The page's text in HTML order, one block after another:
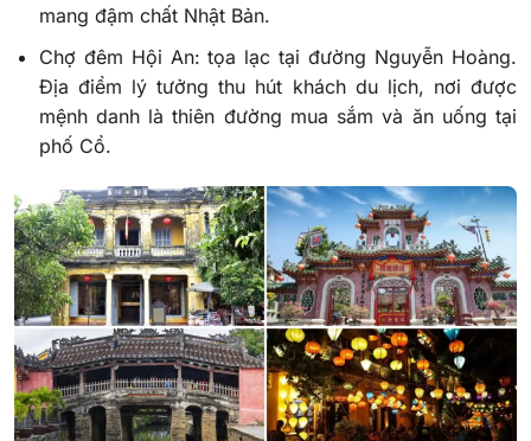
mang đậm chất Nhật Bản.
Chợ đêm Hội An: tọa lạc tại đường Nguyễn Hoàng.
Địa điểm lý tưởng thu hút khách du lịch, nơi được
mệnh danh là thiên đường mua sắm và ăn uống tại
phố Cổ.